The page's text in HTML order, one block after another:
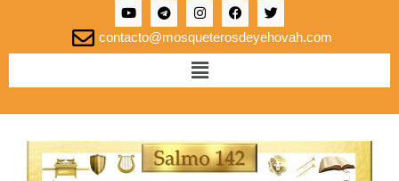
contacto@mosqueterosdeyehovah.com